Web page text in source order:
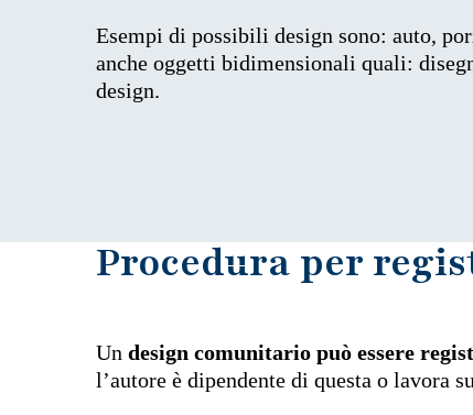
Esempi di possibili design sono: auto,
anche oggetti bidimensionali quali:
design.
Procedura per
Un design comunitario può essere
l’autore è dipendente di questa o lavora